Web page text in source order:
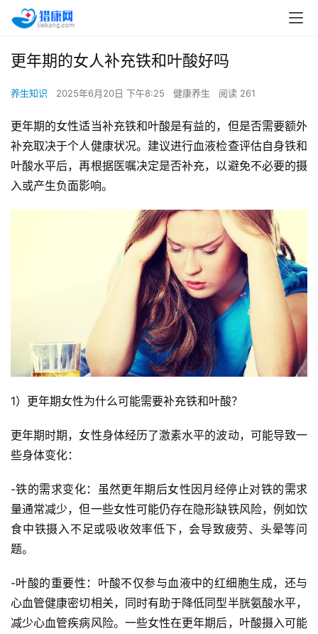
更年期的女人补充铁和叶酸好吗
养生知识 2025年6月20日 下午8:25 健康养生 阅读 261
更年期的女性适当补充铁和叶酸是有益的，但是否需要额外
补充取决于个人健康状况。建议进行血液检查评估自身铁和
叶酸水平后，再根据医嘱决定是否补充，以避免不必要的摄
入或产生负面影响。
1）更年期女性为什么可能需要补充铁和叶酸？
更年期时期，女性身体经历了激素水平的波动，可能导致一
些身体变化：
-铁的需求变化：虽然更年期后女性因月经停止对铁的需求
量通常减少，但一些女性可能仍存在隐形缺铁风险，例如饮
食中铁摄入不足或吸收效率低下，会导致疲劳、头晕等问
题。
-叶酸的重要性：叶酸不仅参与血液中的红细胞生成，还与
心血管健康密切相关，同时有助于降低同型半胱氨酸水平，
减少心血管疾病风险。一些女性在更年期后，叶酸摄入可能